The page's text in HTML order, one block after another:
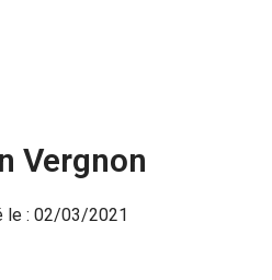
Vergnon
le : 02/03/2021